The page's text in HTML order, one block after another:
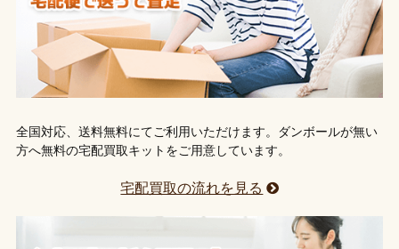
全国対応、送料無料にてご利用いただけます。ダンボールが無い
方へ無料の宅配買取キットをご用意しています。
宅配買取の流れを見る